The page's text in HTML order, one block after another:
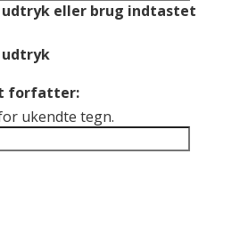
eller brug indtastet
forfatter:
ukendte tegn.